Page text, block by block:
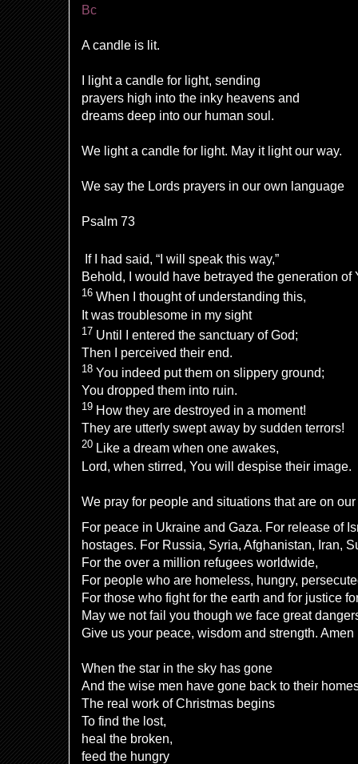
Bc
A candle is lit.
I light a candle for light, sending
prayers high into the inky heavens and
dreams deep into our human soul.
We light a candle for light. May it light our way.
We say the Lords prayers in our own language
Psalm 73
If I had said, “I will speak this way,”
Behold, I would have betrayed the generation of
16 When I thought of understanding this,
It was troublesome in my sight
17 Until I entered the sanctuary of God;
Then I perceived their end.
18 You indeed put them on slippery ground;
You dropped them into ruin.
19 How they are destroyed in a moment!
They are utterly swept away by sudden terrors!
20 Like a dream when one awakes,
Lord, when stirred, You will despise their image.
We pray for people and situations that are on our
For peace in Ukraine and Gaza. For release of
hostages. For Russia, Syria, Afghanistan, Iran,
For the over a million refugees worldwide,
For people who are homeless, hungry,
For those who fight for the earth and for justice
May we not fail you though we face great
Give us your peace, wisdom and strength. Amen
When the star in the sky has gone
And the wise men have gone back to their
The real work of Christmas begins
To find the lost,
heal the broken,
feed the hungry